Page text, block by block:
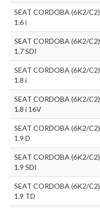
SEAT CORDOBA (6K2/C2)
1.6 i
SEAT CORDOBA (6K2/C2)
1.7 SDI
SEAT CORDOBA (6K2/C2)
1.8 i
SEAT CORDOBA (6K2/C2)
1.8 i 16V
SEAT CORDOBA (6K2/C2)
1.9 D
SEAT CORDOBA (6K2/C2)
1.9 SDI
SEAT CORDOBA (6K2/C2)
1.9 TD